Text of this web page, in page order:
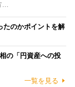
たのかポイントを解
の「円資産への投
一覧を見る